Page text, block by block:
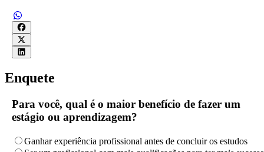
Enquete
Para você, qual é o maior benefício de fazer um
estágio ou aprendizagem?
Ganhar experiência profissional antes de concluir os estudos